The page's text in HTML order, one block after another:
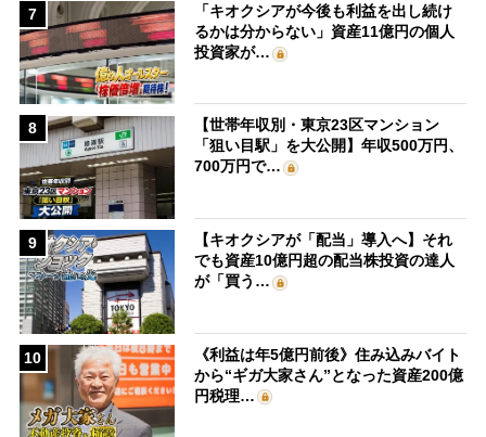
7
「キオクシアが今後も利益を出し続け
るかは分からない」資産11億円の個人
投資家が…
8
【世帯年収別・東京23区マンション
「狙い目駅」を大公開】年収500万円、
700万円で…
9
【キオクシアが「配当」導入へ】それ
でも資産10億円超の配当株投資の達人
が「買う…
10
《利益は年5億円前後》住み込みバイト
から“ギガ大家さん”となった資産200億
円税理…